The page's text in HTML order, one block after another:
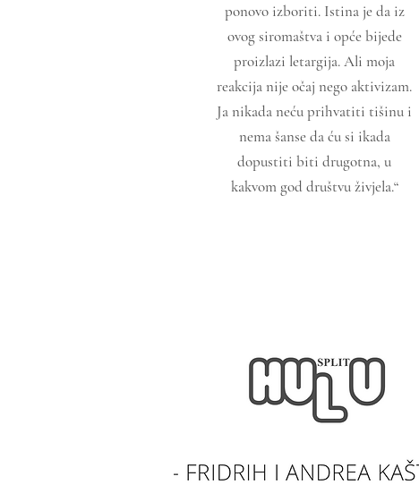
ponovo izboriti. Istina je da iz
ovog siromaštva i opće bijede
proizlazi letargija. Ali moja
reakcija nije očaj nego aktivizam.
Ja nikada neću prihvatiti tišinu i
nema šanse da ću si ikada
dopustiti biti drugotna, u
kakvom god društvu živjela.“